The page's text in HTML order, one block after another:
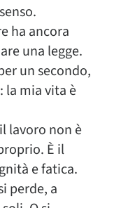
ha ancora
una legge.
un secondo,
la mia vita è
lavoro non è
È il
e fatica.
perde, a